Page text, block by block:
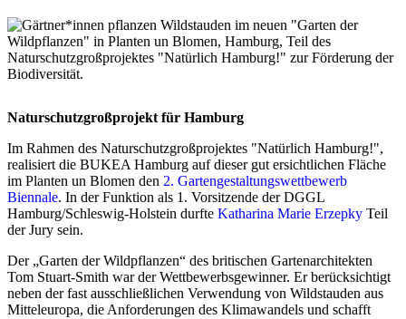
Naturschutzgroßprojekt für Hamburg
Im Rahmen des Naturschutzgroßprojektes "Natürlich Hamburg!",
realisiert die BUKEA Hamburg auf dieser gut ersichtlichen Fläche
im Planten un Blomen den 2. Gartengestaltungswettbewerb
Biennale. In der Funktion als 1. Vorsitzende der DGGL
Hamburg/Schleswig-Holstein durfte Katharina Marie Erzepky Teil
der Jury sein.
Der „Garten der Wildpflanzen“ des britischen Gartenarchitekten
Tom Stuart-Smith war der Wettbewerbsgewinner. Er berücksichtigt
neben der fast ausschließlichen Verwendung von Wildstauden aus
Mitteleuropa, die Anforderungen des Klimawandels und schafft